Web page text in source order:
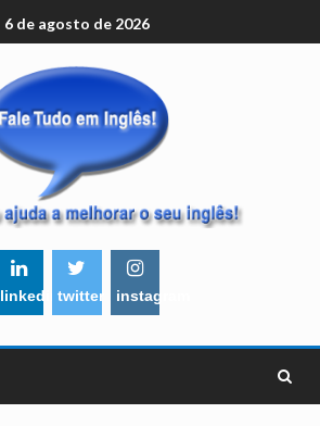
6 de agosto de 2026
linkedintwitter instagram